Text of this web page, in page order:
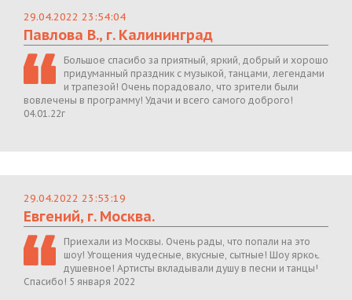
29.04.2022 23:54:04
Павлова В., г. Калининград
Большое спасибо за приятный, яркий, добрый и хорошо
придуманный праздник с музыкой, танцами, легендами
и трапезой! Очень порадовало, что зрители были
вовлечены в программу! Удачи и всего самого доброго!
04.01.22г
29.04.2022 23:53:19
Евгений, г. Москва.
Приехали из Москвы. Очень рады, что попали на это
шоу! Угощения чудесные, вкусные, сытные! Шоу яркое,
душевное! Артисты вкладывали душу в песни и танцы!
Спасибо! 5 января 2022